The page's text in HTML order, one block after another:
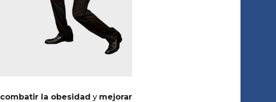
combatir la obesidad y mejorar